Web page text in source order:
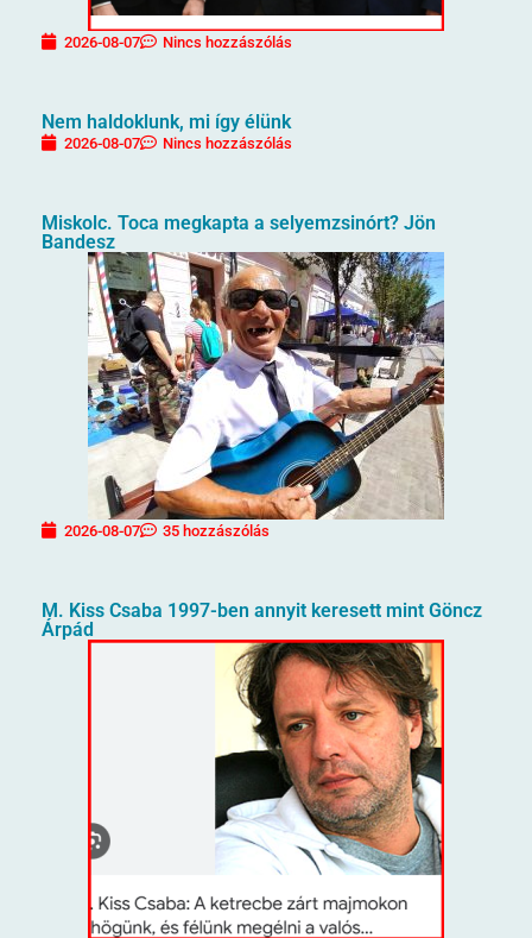
2026-08-07 Nincs hozzászólás
Nem haldoklunk, mi így élünk
2026-08-07 Nincs hozzászólás
Miskolc. Toca megkapta a selyemzsinórt? Jön
Bandesz
2026-08-07 35 hozzászólás
M. Kiss Csaba 1997-ben annyit keresett mint Göncz
Árpád